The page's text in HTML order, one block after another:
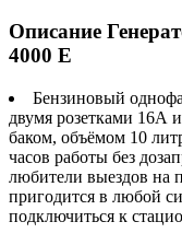
Описание
4000 E
Бензиновый
двумя розетками 16А
баком, объёмом 10
часов работы без
любители выездов на
пригодится в любой
подключиться к